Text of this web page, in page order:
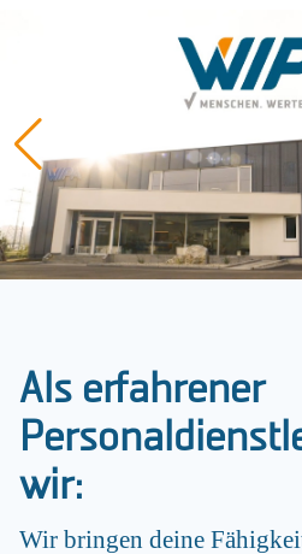
Als erfahrener
wir:
Wir bringen deine